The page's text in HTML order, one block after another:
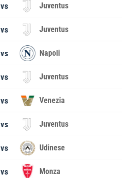
vs Juventus
vs Juventus
vs Napoli
vs Juventus
vs Venezia
vs Juventus
vs Udinese
vs Monza